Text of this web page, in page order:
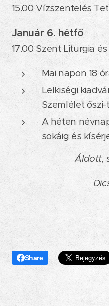
15.00 Vízszentelés
Január 6. hétfő
17.00 Szent Liturgia
Mai napon 18
Lelkiségi
Szemlélet
A héten
sokáig és
Áldott,
Share